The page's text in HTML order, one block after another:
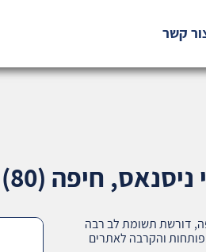
קשר
חיפה (80)
דורשת תשומת לב רבה
והקרבה לאתרים